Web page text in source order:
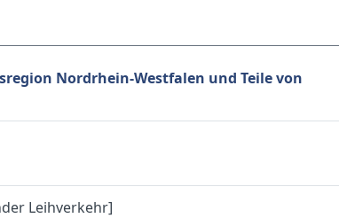
Nordrhein-Westfalen und Teile von
Leihverkehr]